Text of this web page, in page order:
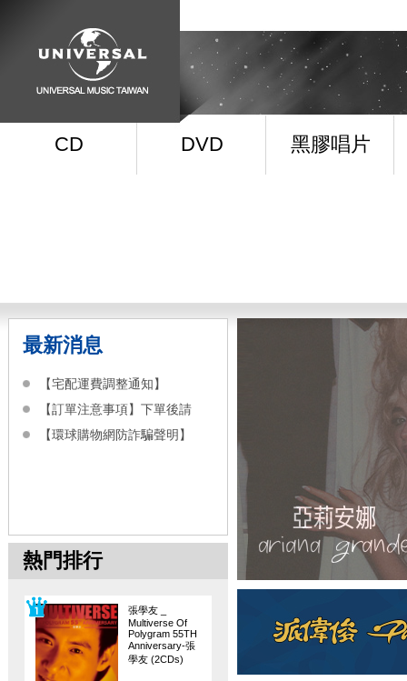
CD DVD 黑膠唱片
最新消息
【宅配運費調整通知】
【訂單注意事項】下單後請
【環球購物網防詐騙聲明】
熱門排行
張學友 _
Multiverse Of
Polygram 55TH
Anniversary-張
學友 (2CDs)